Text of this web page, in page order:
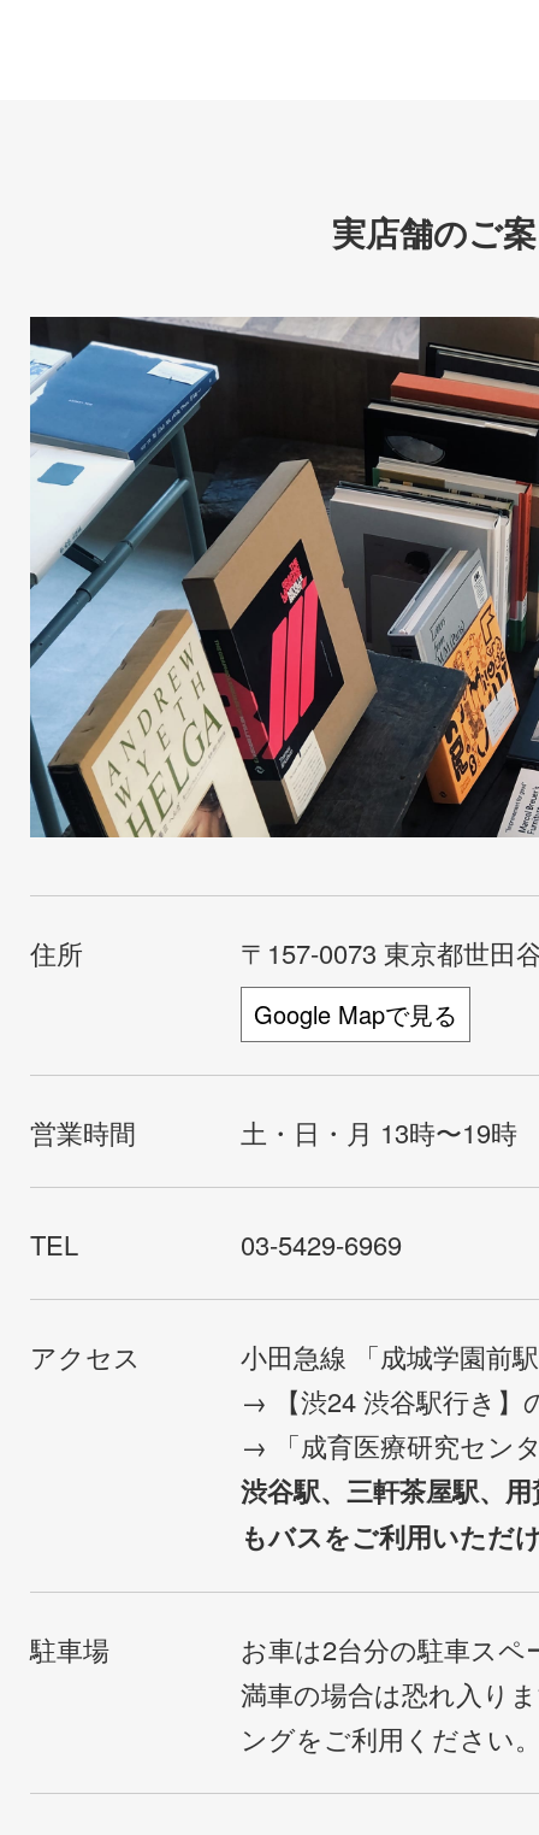
実店舗のご
住所 〒157-0073 東京都世田
Google Mapで見る
営業時間 土・日・月 13時〜19時
TEL 03-5429-6969
アクセス
小田急線 「成城学園前
→ 【渋24 渋谷駅行き】
→ 「成育医療研究セン
渋谷駅、三軒茶屋駅、
もバスをご利用いただ
駐車場
お車は2台分の駐車ス
満車の場合は恐れ入り
ングをご利用ください